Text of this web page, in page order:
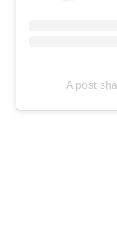
A post